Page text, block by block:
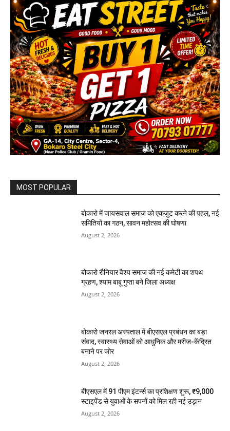
MOST POPULAR
बोकारो में जायसवाल समाज को एकजुट करने की पहल, नई
समितियों का गठन, सावन महोत्सव की घोषणा
August 2, 2026
बोकारो रौनियार वैश्य समाज की नई कमेटी का शपथ
ग्रहण, श्याम बाबू गुप्ता बने जिला अध्यक्ष
August 2, 2026
बोकारो जनरल अस्पताल में बीएसएल प्रबंधन का बड़ा
संवाद, स्वास्थ्य सेवाओं को आधुनिक और मरीज-केंद्रित
बनाने पर जोर
August 2, 2026
बीएसएल में 91 पीएम इंटर्न्स का प्रशिक्षण शुरू, ₹9,000
स्टाइपेंड से युवाओं के सपनों को मिल रही नई उड़ान
August 2, 2026